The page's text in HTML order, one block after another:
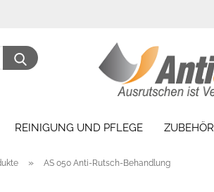
Suche...
REINIGUNG UND PFLEGE ZUBEHÖR
» AS 050 Anti-Rutsch-Behandlung